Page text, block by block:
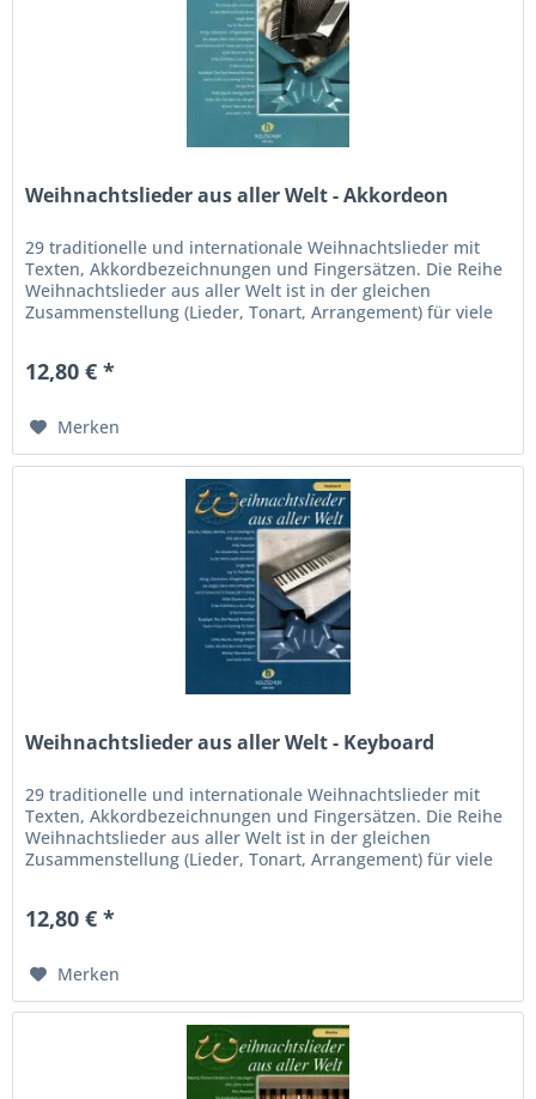
Weihnachtslieder aus aller Welt - Akkordeon
29 traditionelle und internationale Weihnachtslieder mit
Texten, Akkordbezeichnungen und Fingersätzen. Die Reihe
Weihnachtslieder aus aller Welt ist in der gleichen
Zusammenstellung (Lieder, Tonart, Arrangement) für viele
12,80 € *
Merken
Weihnachtslieder aus aller Welt - Keyboard
29 traditionelle und internationale Weihnachtslieder mit
Texten, Akkordbezeichnungen und Fingersätzen. Die Reihe
Weihnachtslieder aus aller Welt ist in der gleichen
Zusammenstellung (Lieder, Tonart, Arrangement) für viele
12,80 € *
Merken